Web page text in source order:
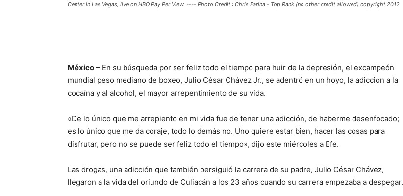
Center in Las Vegas, live on HBO Pay Per View. ---- Photo Credit : Chris Farina - Top Rank (no other credit allowed) copyright 2012
México – En su búsqueda por ser feliz todo el tiempo para huir de la depresión, el excampeón
mundial peso mediano de boxeo, Julio César Chávez Jr., se adentró en un hoyo, la adicción a la
cocaína y al alcohol, el mayor arrepentimiento de su vida.
«De lo único que me arrepiento en mi vida fue de tener una adicción, de haberme desenfocado;
es lo único que me da coraje, todo lo demás no. Uno quiere estar bien, hacer las cosas para
disfrutar, pero no se puede ser feliz todo el tiempo», dijo este miércoles a Efe.
Las drogas, una adicción que también persiguió la carrera de su padre, Julio César Chávez,
llegaron a la vida del oriundo de Culiacán a los 23 años cuando su carrera empezaba a despegar.